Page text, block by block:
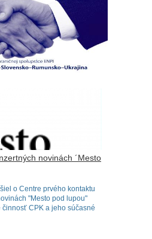
novinách ´Mesto
o Centre prvého kontaktu
"Mesto pod lupou"
CPK a jeho súčasné